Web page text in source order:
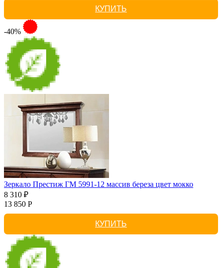
КУПИТЬ
-40%
Зеркало Престиж ГМ 5991-12 массив береза цвет мокко
8 310 ₽
13 850 Р
КУПИТЬ